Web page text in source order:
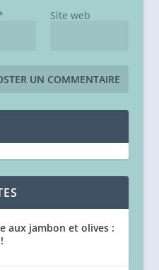
Site web
aux jambon et olives :